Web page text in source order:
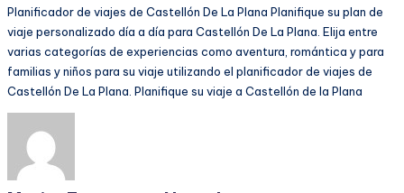
Planificador de viajes de Castellón De La Plana Planifique su plan de
viaje personalizado día a día para Castellón De La Plana. Elija entre
varias categorías de experiencias como aventura, romántica y para
familias y niños para su viaje utilizando el planificador de viajes de
Castellón De La Plana. Planifique su viaje a Castellón de la Plana